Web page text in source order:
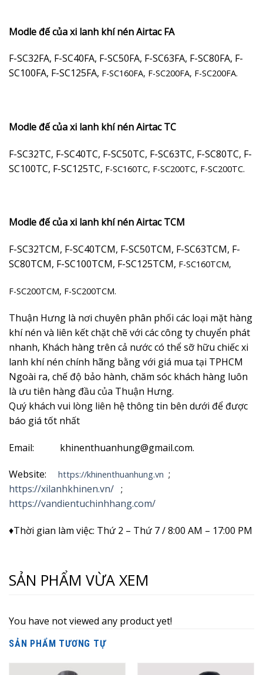
Modle đế của xi lanh khí nén Airtac FA
F-SC32FA, F-SC40FA, F-SC50FA, F-SC63FA, F-SC80FA, F-
SC100FA, F-SC125FA, F-SC160FA, F-SC200FA, F-SC200FA.
Modle đế của xi lanh khí nén Airtac TC
F-SC32TC, F-SC40TC, F-SC50TC, F-SC63TC, F-SC80TC, F-
SC100TC, F-SC125TC, F-SC160TC, F-SC200TC, F-SC200TC.
Modle đế của xi lanh khí nén Airtac TCM
F-SC32TCM, F-SC40TCM, F-SC50TCM, F-SC63TCM, F-
SC80TCM, F-SC100TCM, F-SC125TCM, F-SC160TCM,
F-SC200TCM, F-SC200TCM.
Thuận Hưng là nơi chuyên phân phối các loại mặt hàng
khí nén và liên kết chặt chẽ với các công ty chuyển phát
nhanh, Khách hàng trên cả nước có thể sỡ hữu chiếc xi
lanh khí nén chính hãng bằng với giá mua tại TPHCM
Ngoài ra, chế độ bảo hành, chăm sóc khách hàng luôn
là ưu tiên hàng đầu của Thuận Hưng.
Quý khách vui lòng liên hệ thông tin bên dưới để được
báo giá tốt nhất
Email: khinenthuanhung@gmail.com.
Website: https://khinenthuanhung.vn ;
https://xilanhkhinen.vn/ ;
https://vandientuchinhhang.com/
♦Thời gian làm việc: Thứ 2 – Thứ 7 / 8:00 AM – 17:00 PM
SẢN PHẨM VỪA XEM
You have not viewed any product yet!
SẢN PHẨM TƯƠNG TỰ